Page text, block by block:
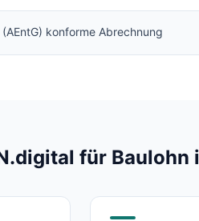
konforme Abrechnung
für Baulohn